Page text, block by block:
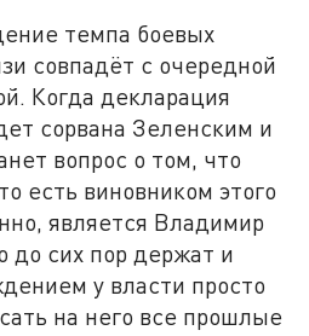
темпа боевых
совпадёт с очередной
Когда декларация
сорвана Зеленским и
вопрос о том, что
есть виновником этого
является Владимир
до сих пор держат и
у власти просто
на него все прошлые